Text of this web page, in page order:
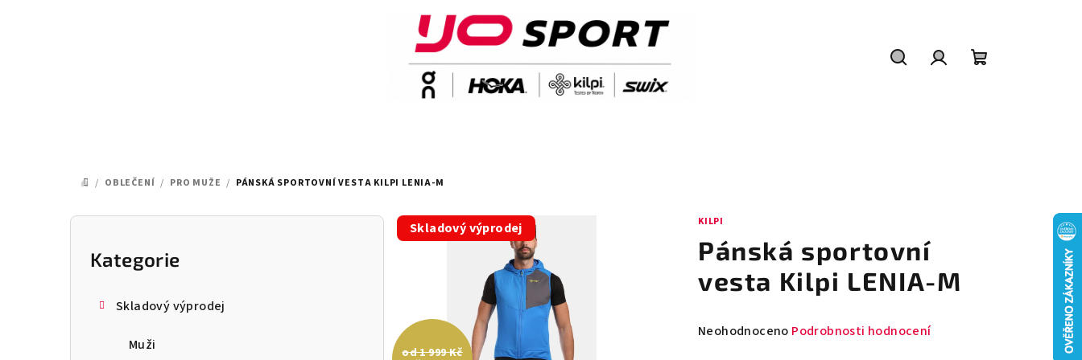
DOMŮ
/ OBLEČENÍ / PRO MUŽE / PÁNSKÁ SPORTOVNÍ VESTA KILPI LENIA-M
P
Přeskočit
kategorie
Kategorie
Skladový výprodej
Muži
KILPI
Pánská sportovní
vesta Kilpi LENIA-M
Průměrné
Neohodnoceno Podrobnosti hodnocení
Skladový výprodej
od 1 999 Kč